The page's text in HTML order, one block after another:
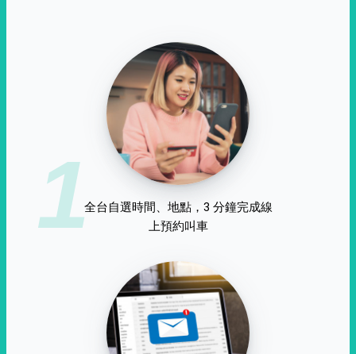
1全台自選時間、地點，3 分鐘完成線
上預約叫車